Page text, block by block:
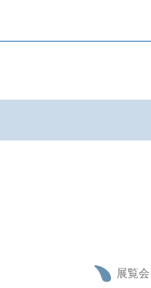
展覧会